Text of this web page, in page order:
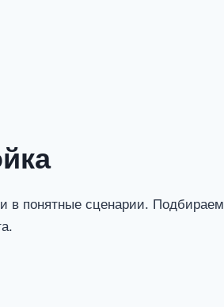
в понятные сценарии. Подбираем